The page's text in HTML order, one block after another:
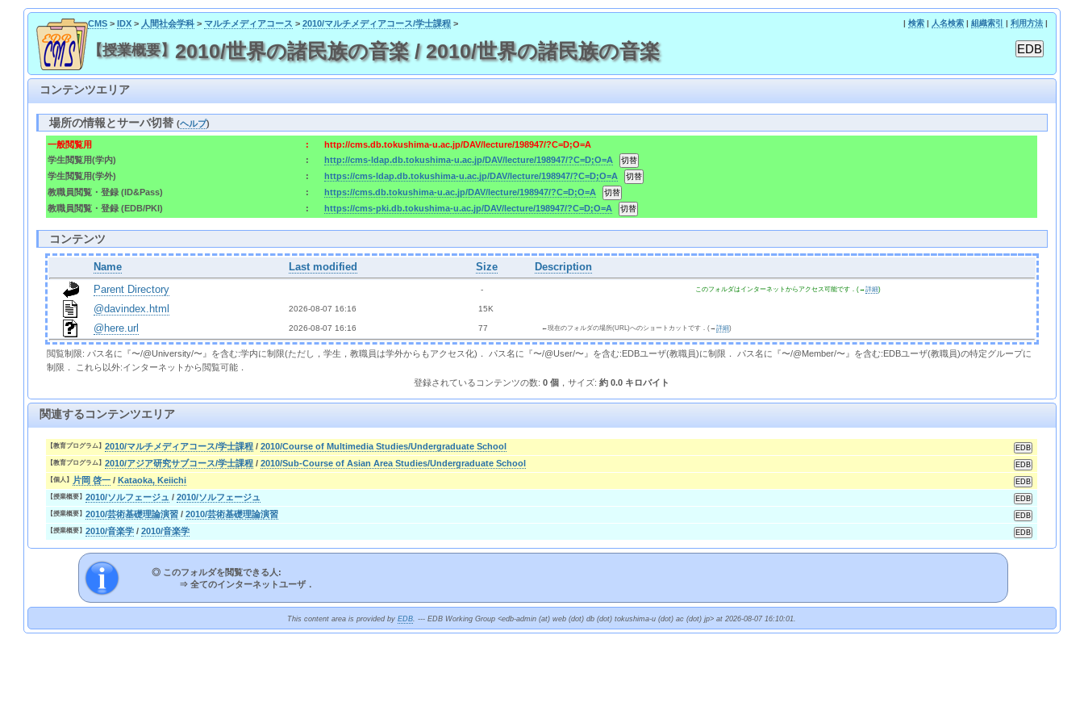
CMS> IDX> 人間社会学科> マルチメディアコース > 2010/マルチメディアコース/学士課程> | 検索| 人名検索| 組織索引 | 利用方法|
【授業概要】 2010/世界の諸民族の音楽 / 2010/世界の諸民族の音楽
コンテンツエリア
場所の情報とサーバ切替(ヘルプ)
一般閲覧用 :
http://cms.db.tokushima-u.ac.jp/DAV/lecture/198947/?C=D;O=A
学生閲覧用(学内)
:
http://cms-ldap.db.tokushima-u.ac.jp/DAV/lecture/198947/?C=D;O=A
学生閲覧用(学外)
:
https://cms-ldap.db.tokushima-u.ac.jp/DAV/lecture/198947/?C=D;O=A
教職員閲覧・登録 (ID&Pass)
:
https://cms.db.tokushima-u.ac.jp/DAV/lecture/198947/?C=D;O=A
教職員閲覧・登録 (EDB/PKI)
: https://cms-pki.db.tokushima-u.ac.jp/DAV/lecture/198947/?C=D;O=A
コンテンツ
Name Last modified Size
Description
Parent Directory
  -
このフォルダはインターネットからアクセス可能です．(→詳細)
@davindex.html 2026-08-07 16:16 15K
@here.url 2026-08-07 16:16 77 ←現在のフォルダの場所(URL)へのショートカットです．(→詳細)
閲覧制限: パス名に『〜/@University/〜』を含む:学内に制限(ただし，学生，教職員は学外からもアクセス化)． パス名に『〜/@User/〜』を含む:EDBユーザ(教職員)に制限． パス名に『〜/@Member/〜』を含む:EDBユーザ(教職員)の特定グループに
制限． これら以外:インターネットから閲覧可能．
登録されているコンテンツの数:0 個 ，サイズ:約 0.0 キロバイト
関連するコンテンツエリア
【教育プログラム】2010/マルチメディアコース/学士課程 /2010/Course of Multimedia Studies/Undergraduate School
【教育プログラム】2010/アジア研究サブコース/学士課程 /2010/Sub-Course of Asian Area Studies/Undergraduate School
【個人】 片岡 啓一 /Kataoka, Keiichi
【授業概要】2010/ソルフェージュ /2010/ソルフェージュ
【授業概要】2010/芸術基礎理論演習 /2010/芸術基礎理論演習
【授業概要】2010/音楽学 /2010/音楽学
◎ このフォルダを閲覧できる人:
⇒全てのインターネットユーザ．
This content area is provided byEDB. --- EDB Working Group <edb-admin (at) web (dot) db (dot) tokushima-u (dot) ac (dot) jp> at 2026-08-07 16:10:01.